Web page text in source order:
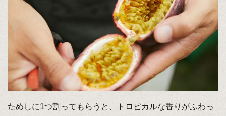
ためしに1つ割ってもらうと、トロピカルな香りがふわっ